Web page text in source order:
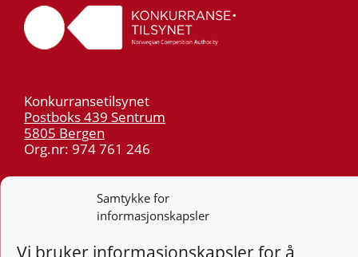
Samtykke for
informasjonskapsler
Vi bruker informasjonskapsler for å
Konkurransetilsynet
Postboks 439 Sentrum
5805 Bergen
Org.nr: 974 761 246
55 59 75 00
post@kt.no